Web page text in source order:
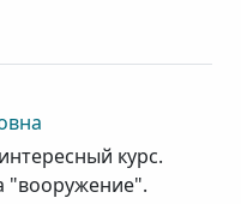
курс.
"вооружение".